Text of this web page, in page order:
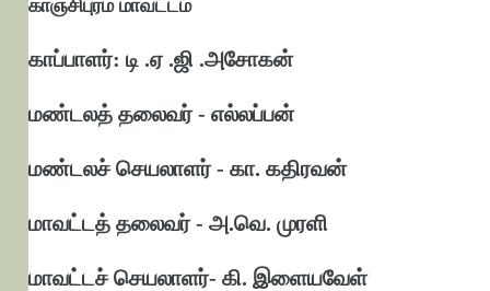
காஞ்சிபுரம் மாவட்டம்
காப்பாளர்: டி .ஏ .ஜி .அசோகன்
மண்டலத் தலைவர் - எல்லப்பன்
மண்டலச் செயலாளர் - கா. கதிரவன்
மாவட்டத் தலைவர் - அ.வெ. முரளி
மாவட்டச் செயலாளர்- கி. இளையவேள்